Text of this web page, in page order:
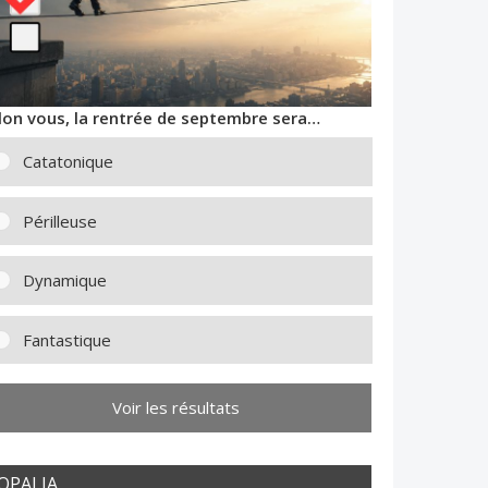
vous, la rentrée de septembre sera…
Catatonique
Périlleuse
Dynamique
Fantastique
Voir les résultats